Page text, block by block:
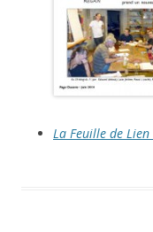
La Feuille de Lien